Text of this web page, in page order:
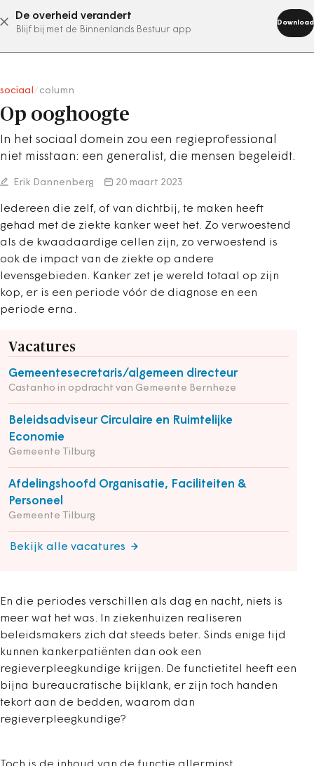
De overheid verandert
Blijf bij met de Binnenlands Bestuur app
Download
abonneer nu
sociaal column
Op ooghoogte
In het sociaal domein zou een regieprofessional
niet misstaan: een generalist, die mensen begeleidt.
Erik Dannenberg 20 maart 2023
Iedereen die zelf, of van dichtbij, te maken heeft
gehad met de ziekte kanker weet het. Zo verwoestend
als de kwaadaardige cellen zijn, zo verwoestend is
ook de impact van de ziekte op andere
levensgebieden. Kanker zet je wereld totaal op zijn
kop, er is een periode vóór de diagnose en een
periode erna.
Vacatures
Gemeentesecretaris/algemeen directeur
Castanho in opdracht van Gemeente Bernheze
Beleidsadviseur Circulaire en Ruimtelijke
Economie
Gemeente Tilburg
Afdelingshoofd Organisatie, Faciliteiten &
Personeel
Gemeente Tilburg
Bekijk alle vacatures
En die periodes verschillen als dag en nacht, niets is
meer wat het was. In ziekenhuizen realiseren
beleidsmakers zich dat steeds beter. Sinds enige tijd
kunnen kankerpatiënten dan ook een
regieverpleegkundige krijgen. De functietitel heeft een
bijna bureaucratische bijklank, er zijn toch handen
tekort aan de bedden, waarom dan
regieverpleegkundige?